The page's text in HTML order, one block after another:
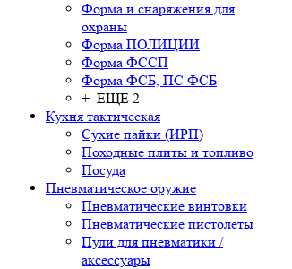
Форма и снаряжения для
охраны
Форма ПОЛИЦИИ
Форма ФССП
Форма ФСБ, ПС ФСБ
+ ЕЩЕ 2
Кухня тактическая
Сухие пайки (ИРП)
Походные плиты и топливо
Посуда
Пневматическое оружие
Пневматические винтовки
Пневматические пистолеты
Пули для пневматики /
аксессуары